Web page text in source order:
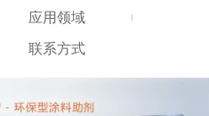
应用领域
联系方式